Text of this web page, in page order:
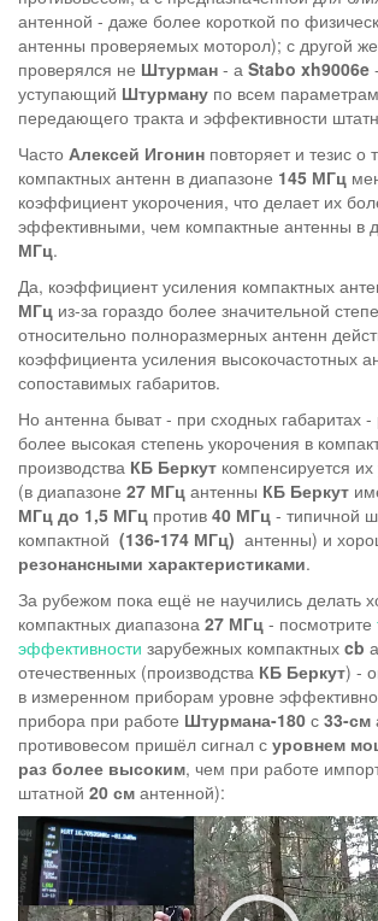
антенной - даже более короткой по
антенны проверяемых моторол); с другой
проверялся не Штурман - а Stabo xh9006e
уступающий Штурману по всем
передающего тракта и эффективности
Часто Алексей Игонин повторяет и тезис о
компактных антенн в диапазоне 145 МГц
коэффициент укорочения, что делает их
эффективными, чем компактные антенны в
МГц.
Да, коэффициент усиления компактных
МГц из-за гораздо более значительной
относительно полноразмерных антенн
коэффициента усиления высокочастотных
сопоставимых габаритов.
Но антенна быват - при сходных габаритах
более высокая степень укорочения в
производства КБ Беркут компенсируется
(в диапазоне 27 МГц антенны КБ Беркут
МГц до 1,5 МГц против 40 МГц - типичной
компактной (136-174 МГц) антенны) и
резонансными характеристиками.
За рубежом пока ещё не научились делать
компактных диапазона 27 МГц - посмотрите
эффективности зарубежных компактных cb
отечественных (производства КБ Беркут) -
в измеренном приборам уровне
прибора при работе Штурмана-180 с 33-см
противовесом пришёл сигнал с уровнем
раз более высоким, чем при работе
штатной 20 см антенной):